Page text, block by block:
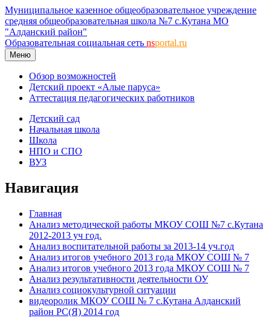
Муниципальное казенное общеобразовательное учреждение
средняя общеобразовательная школа №7 с.Кутана МО
"Алданский район"
Образовательная социальная сеть nsportal.ru
Меню
Обзор возможностей
Детский проект «Алые паруса»
Аттестация педагогических работников
Детский сад
Начальная школа
Школа
НПО и СПО
ВУЗ
Навигация
Главная
Анализ методической работы МКОУ СОШ №7 с.Кутана
2012-2013 уч год.
Анализ воспитательной работы за 2013-14 уч.год
Анализ итогов учебного 2013 года МКОУ СОШ № 7
Анализ итогов учебного 2013 года МКОУ СОШ № 7
Анализ результативности деятельности ОУ
Анализ социокультурной ситуации
видеоролик МКОУ СОШ № 7 с.Кутана Алданский
район РС(Я) 2014 год